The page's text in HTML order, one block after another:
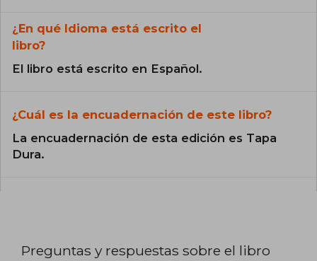
¿En qué Idioma está escrito el
libro?
El libro está escrito en Español.
¿Cuál es la encuadernación de este libro?
La encuadernación de esta edición es Tapa
Dura.
Preguntas y respuestas sobre el libro